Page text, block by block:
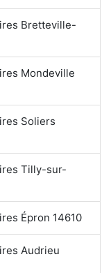
Bretteville-
Mondeville
Soliers
Tilly-sur-
Épron 14610
Audrieu